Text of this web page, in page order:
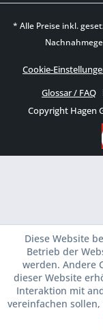
* Alle Preise inkl.
Cookie-
Glossar / FAQ
Copyright Hagen
Diese Website
Betrieb der
werden. Andere
dieser Website
Interaktion mit
vereinfachen